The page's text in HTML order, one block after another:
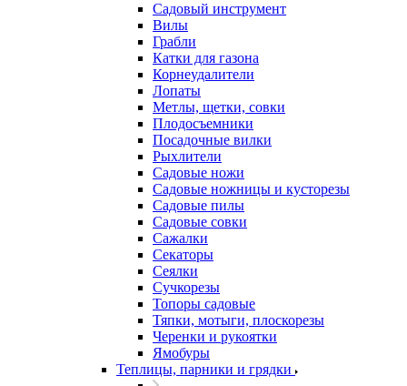
Садовый инструмент
Вилы
Грабли
Катки для газона
Корнеудалители
Лопаты
Метлы, щетки, совки
Плодосъемники
Посадочные вилки
Рыхлители
Садовые ножи
Садовые ножницы и кусторезы
Садовые пилы
Садовые совки
Сажалки
Секаторы
Сеялки
Сучкорезы
Топоры садовые
Тяпки, мотыги, плоскорезы
Черенки и рукоятки
Ямобуры
Теплицы, парники и грядки